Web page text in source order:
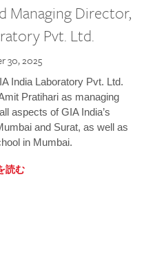
Managing Director,
Pvt. Ltd.
30, 2025
India Laboratory Pvt. Ltd.
Pratihari as managing
aspects of GIA India’s
and Surat, as well as
in Mumbai.
読む